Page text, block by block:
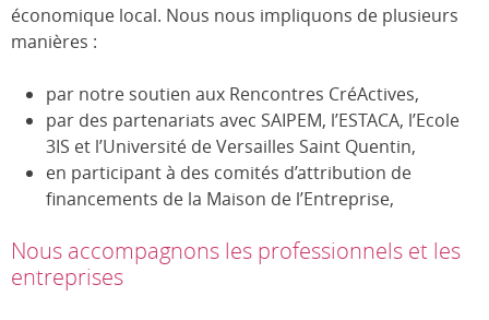
économique local. Nous nous impliquons de plusieurs
manières :
par notre soutien aux Rencontres CréActives,
par des partenariats avec SAIPEM, l’ESTACA, l’Ecole
3IS et l’Université de Versailles Saint Quentin,
en participant à des comités d’attribution de
financements de la Maison de l’Entreprise,
Nous accompagnons les professionnels et les
entreprises